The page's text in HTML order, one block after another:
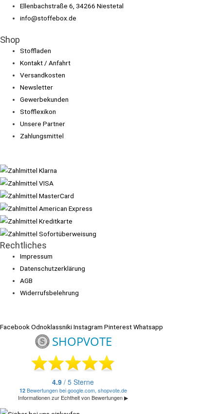
Ellenbachstraße 6, 34266 Niestetal
info@stoffebox.de
Shop
Stoffladen
Kontakt / Anfahrt
Versandkosten
Newsletter
Gewerbekunden
Stofflexikon
Unsere Partner
Zahlungsmittel
Rechtliches
Impressum
Datenschutzerklärung
AGB
Widerrufsbelehrung
FacebookOdnoklassnikiInstagram PinterestWhatsapp